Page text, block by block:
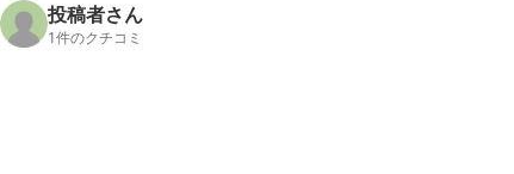
投稿者さん
1件のクチコミ